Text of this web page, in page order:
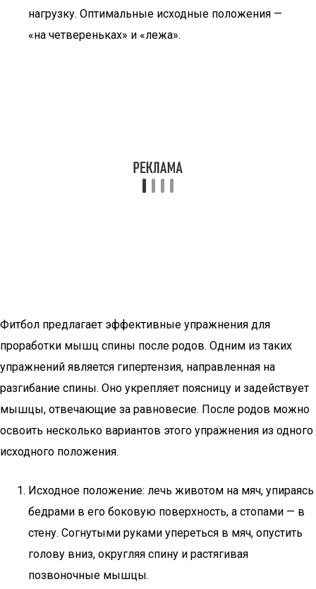
нагрузку. Оптимальные исходные положения —
«на четвереньках» и «лежа».
Фитбол предлагает эффективные упражнения для
проработки мышц спины после родов. Одним из таких
упражнений является гипертензия, направленная на
разгибание спины. Оно укрепляет поясницу и задействует
мышцы, отвечающие за равновесие. После родов можно
освоить несколько вариантов этого упражнения из одного
исходного положения.
Исходное положение: лечь животом на мяч, упираясь
бедрами в его боковую поверхность, а стопами — в
стену. Согнутыми руками упереться в мяч, опустить
голову вниз, округляя спину и растягивая
позвоночные мышцы.